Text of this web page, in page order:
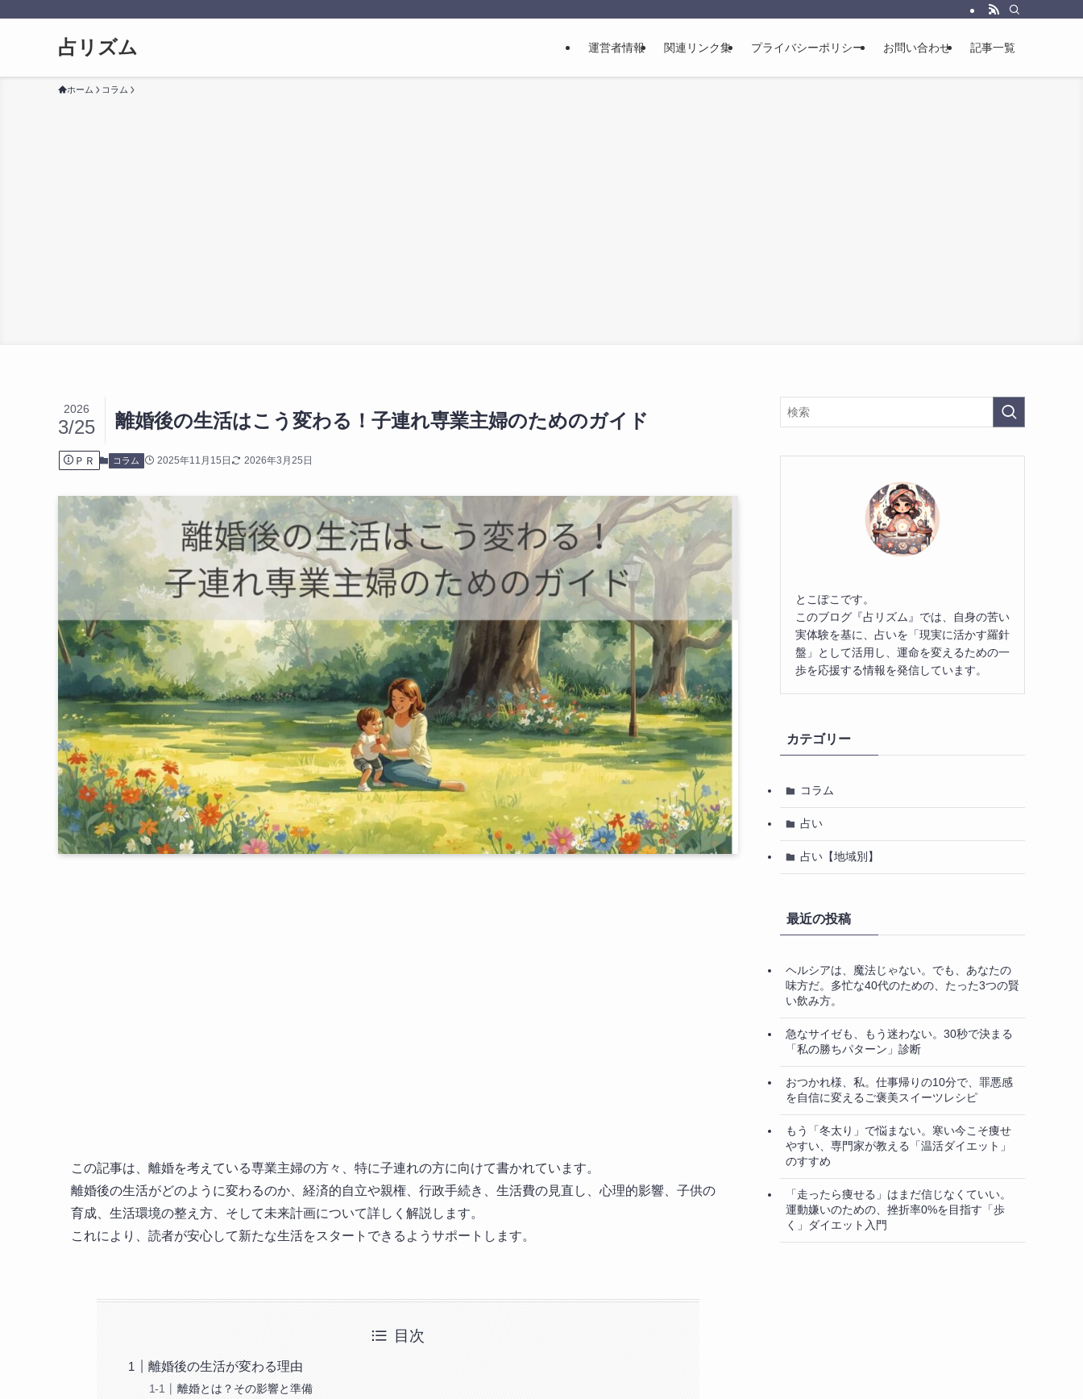
占リズム 運営者情報 関連リンク集 プライバシーポリシー お問い合わせ 記事一覧
ホーム コラム
離婚後の生活はこう変わる！子連れ専業主婦のためのガイド
2026
3/25
ＰＲ コラム 2025年11月15日 2026年3月25日
この記事は、離婚を考えている専業主婦の方々、特に子連れの方に向けて書かれています。
離婚後の生活がどのように変わるのか、経済的自立や親権、行政手続き、生活費の見直し、心理的影響、子供の
育成、生活環境の整え方、そして未来計画について詳しく解説します。
これにより、読者が安心して新たな生活をスタートできるようサポートします。
目次
離婚後の生活が変わる理由
離婚とは？その影響と準備
とこぽこです。
このブログ『占リズム』では、自身の苦い
実体験を基に、占いを「現実に活かす羅針
盤」として活用し、運命を変えるための一
歩を応援する情報を発信しています。
カテゴリー
コラム
占い
占い【地域別】
最近の投稿
ヘルシアは、魔法じゃない。でも、あなたの
味方だ。多忙な40代のための、たった3つの賢
い飲み方。
急なサイゼも、もう迷わない。30秒で決まる
「私の勝ちパターン」診断
おつかれ様、私。仕事帰りの10分で、罪悪感
を自信に変えるご褒美スイーツレシピ
もう「冬太り」で悩まない。寒い今こそ痩せ
やすい、専門家が教える「温活ダイエット」
のすすめ
「走ったら痩せる」はまだ信じなくていい。
運動嫌いのための、挫折率0%を目指す「歩
く」ダイエット入門